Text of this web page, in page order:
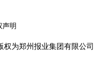
声明
权为郑州报业集团有限公